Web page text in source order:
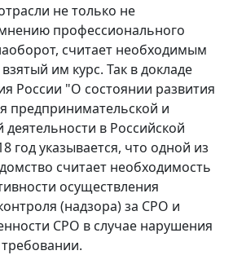
не только не
профессионального
считает необходимым
им курс. Так в докладе
России "О состоянии развития
предпринимательской и
в Российской
год указывается, что одной из
считает необходимость
осуществления
(надзора) за СРО и
СРО в случае нарушения